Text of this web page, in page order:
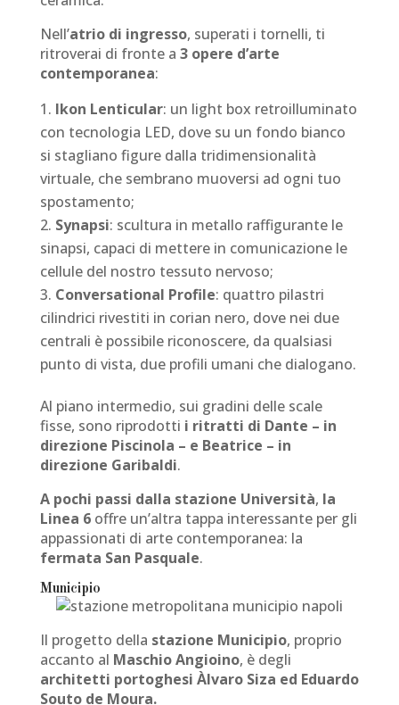
Nell’atrio di ingresso, superati i tornelli, ti
ritroverai di fronte a 3 opere d’arte
contemporanea:
Ikon Lenticular: un light box retroilluminato
con tecnologia LED, dove su un fondo bianco
si stagliano figure dalla tridimensionalità
virtuale, che sembrano muoversi ad ogni tuo
spostamento;
Synapsi: scultura in metallo raffigurante le
sinapsi, capaci di mettere in comunicazione le
cellule del nostro tessuto nervoso;
Conversational Profile: quattro pilastri
cilindrici rivestiti in corian nero, dove nei due
centrali è possibile riconoscere, da qualsiasi
punto di vista, due profili umani che dialogano.
Al piano intermedio, sui gradini delle scale
fisse, sono riprodotti i ritratti di Dante – in
direzione Piscinola – e Beatrice – in
direzione Garibaldi.
A pochi passi dalla stazione Università, la
Linea 6 offre un’altra tappa interessante per gli
appassionati di arte contemporanea: la
fermata San Pasquale.
Municipio
Il progetto della stazione Municipio, proprio
accanto al Maschio Angioino, è degli
architetti portoghesi Àlvaro Siza ed Eduardo
Souto de Moura.